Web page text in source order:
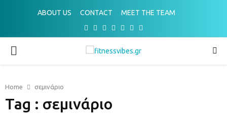
ABOUT US CONTACT
MEET THE TEAM
Facebook
TwitterInstagram
Pinterest
Youtube
Email
PRIMARY
Home σεμινάριο
Tag : σεμινάριο